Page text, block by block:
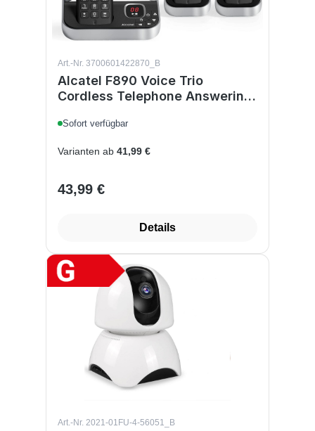
Art.-Nr. 3700601422870_B
Alcatel F890 Voice Trio
Cordless Telephone Answering
Sofort verfügbar
Varianten ab 41,99 €
Regulärer Preis:
43,99 €
Details
Art.-Nr. 2021-01FU-4-56051_B